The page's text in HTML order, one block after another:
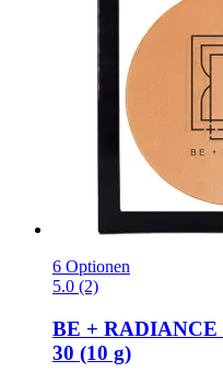
6 Optionen
5.0 (2)
BE + RADIANCE
30 (10 g)